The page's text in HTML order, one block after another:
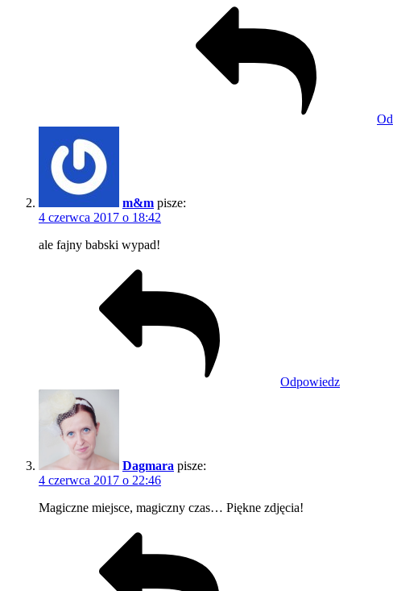
m&m pisze:
4 czerwca 2017 o 18:42
ale fajny babski wypad!
Odpowiedz
Dagmara pisze:
4 czerwca 2017 o 22:46
Magiczne miejsce, magiczny czas… Piękne zdjęcia!